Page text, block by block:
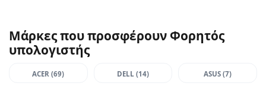
Μάρκες που προσφέρουν Φορητός
υπολογιστής
ACER (69) DELL (14) ASUS (7)